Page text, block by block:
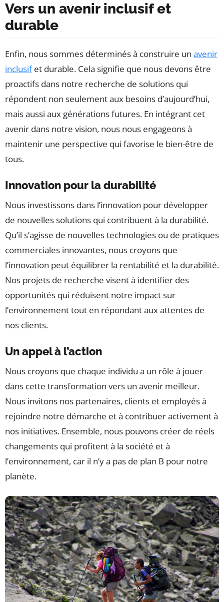
Vers un avenir inclusif et
durable
Enfin, nous sommes déterminés à construire un avenir
inclusifet durable. Cela signifie que nous devons être
proactifs dans notre recherche de solutions qui
répondent non seulement aux besoins d’aujourd’hui,
mais aussi aux générations futures. En intégrant cet
avenir dans notre vision, nous nous engageons à
maintenir une perspective qui favorise le bien-être de
tous.
Innovation pour la durabilité
Nous investissons dans l’innovation pour développer
de nouvelles solutions qui contribuent à la durabilité.
Qu’il s’agisse de nouvelles technologies ou de pratiques
commerciales innovantes, nous croyons que
l’innovation peut équilibrer la rentabilité et la durabilité.
Nos projets de recherche visent à identifier des
opportunités qui réduisent notre impact sur
l’environnement tout en répondant aux attentes de
nos clients.
Un appel à l’action
Nous croyons que chaque individu a un rôle à jouer
dans cette transformation vers un avenir meilleur.
Nous invitons nos partenaires, clients et employés à
rejoindre notre démarche et à contribuer activement à
nos initiatives. Ensemble, nous pouvons créer de réels
changements qui profitent à la société et à
l’environnement, car il n’y a pas de plan B pour notre
planète.